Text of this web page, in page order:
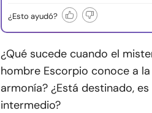
¿Esto ayudó?
¿Qué sucede cuando el
hombre Escorpio conoce a
armonía? ¿Está destinado,
intermedio?